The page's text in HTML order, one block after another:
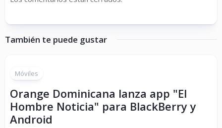
También te puede gustar
Móviles
Orange Dominicana lanza app "El
Hombre Noticia" para BlackBerry y
Android